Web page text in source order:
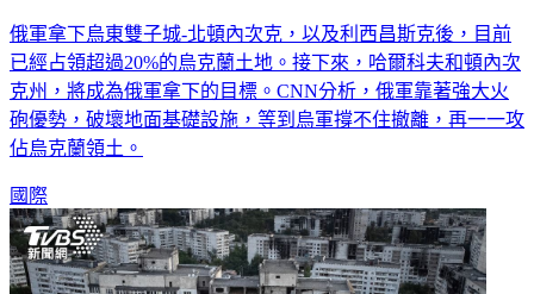
俄軍拿下烏東雙子城-北頓內次克，以及利西昌斯克後，目前
已經占領超過20%的烏克蘭土地。接下來，哈爾科夫和頓內次
克州，將成為俄軍拿下的目標。CNN分析，俄軍靠著強大火
砲優勢，破壞地面基礎設施，等到烏軍撐不住撤離，再一一攻
佔烏克蘭領土。
國際